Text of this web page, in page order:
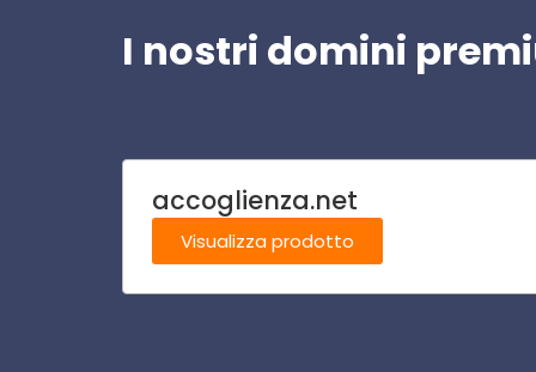
I nostri domini
accoglienza.net
Visualizza prodotto